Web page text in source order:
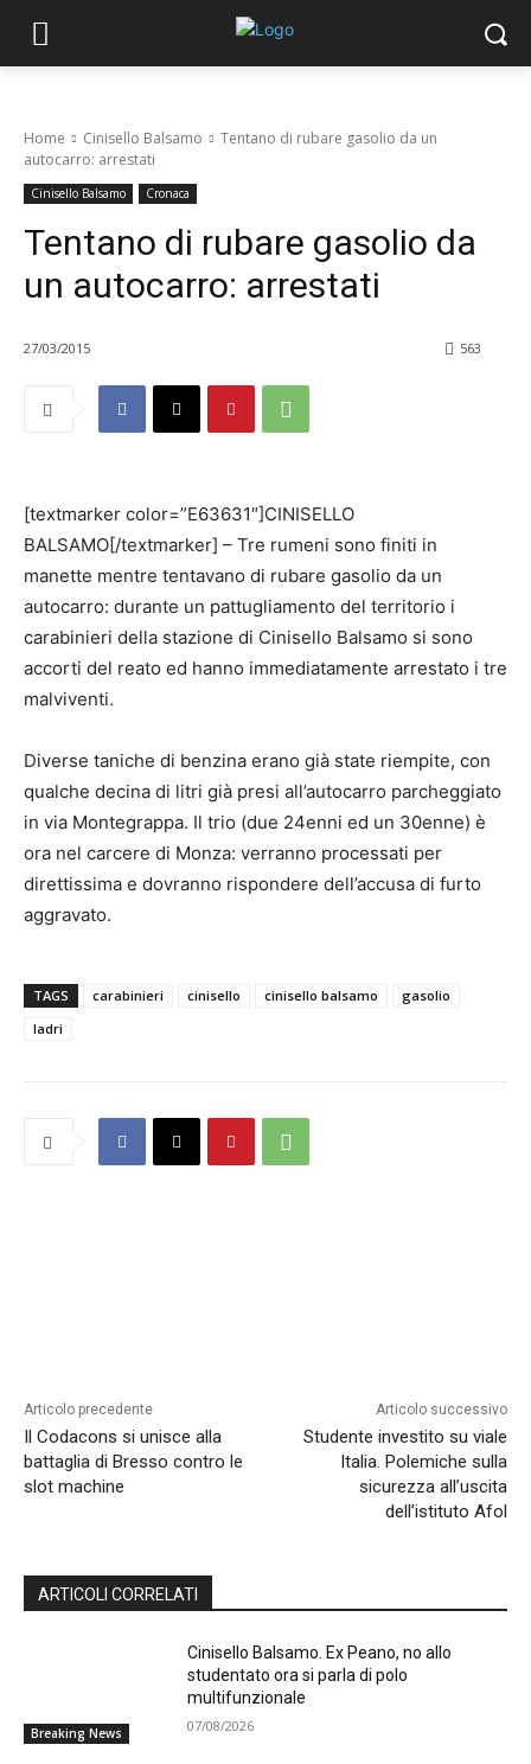
Home Cinisello Balsamo
Tentano di rubare gasolio da un
autocarro: arrestati
Cinisello Balsamo Cronaca
Tentano di rubare gasolio da
un autocarro: arrestati
27/03/2015 563
[textmarker color=”E63631″]CINISELLO
BALSAMO[/textmarker] – Tre rumeni sono finiti in
manette mentre tentavano di rubare gasolio da un
autocarro: durante un pattugliamento del territorio i
carabinieri della stazione di Cinisello Balsamo si sono
accorti del reato ed hanno immediatamente arrestato i tre
malviventi.
Diverse taniche di benzina erano già state riempite, con
qualche decina di litri già presi all’autocarro parcheggiato
in via Montegrappa. Il trio (due 24enni ed un 30enne) è
ora nel carcere di Monza: verranno processati per
direttissima e dovranno rispondere dell’accusa di furto
aggravato.
TAGS carabinieri cinisello cinisello balsamo
gasolio
ladri
Articolo precedente
Il Codacons si unisce alla
battaglia di Bresso contro le
slot machine
Articolo successivo
Studente investito su viale
Italia. Polemiche sulla
sicurezza all’uscita
dell’istituto Afol
ARTICOLI CORRELATI
Breaking News
Cinisello Balsamo. Ex Peano, no allo
studentato ora si parla di polo
multifunzionale
07/08/2026